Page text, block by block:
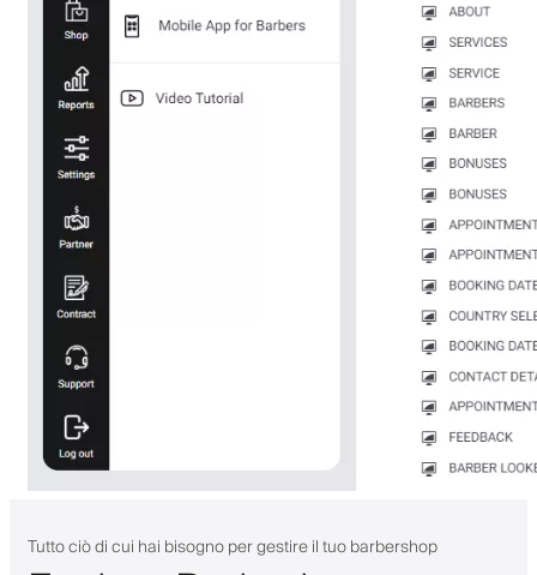
Tutto ciò di cui hai bisogno per gestire il tuo barbershop